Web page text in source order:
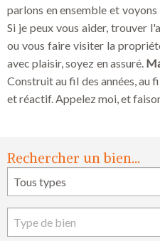
parlons en ensemble et
Si je peux vous aider, trouver
ou vous faire visiter la
avec plaisir, soyez en assuré.
Construit au fil des années, au
et réactif. Appelez moi, et
Rechercher un bien...
Formulaire de recherche
Tous types